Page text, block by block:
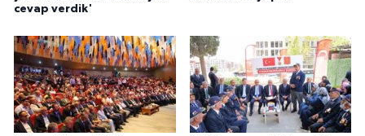
cevap verdik'